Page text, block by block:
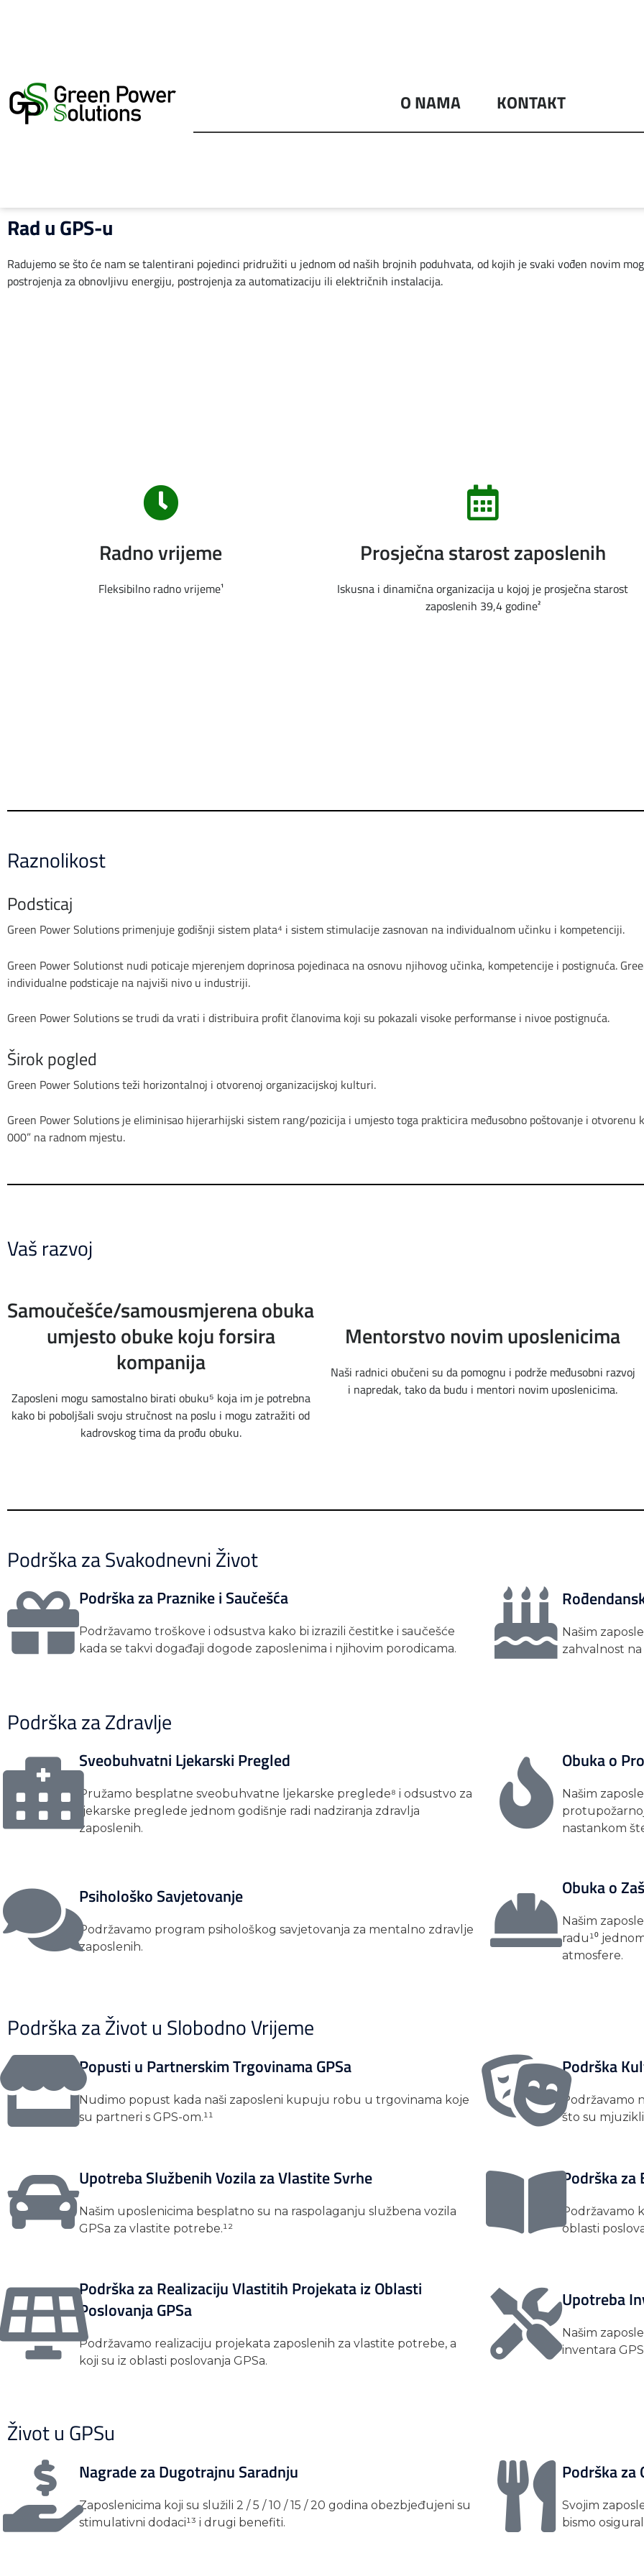
O NAMA KONTAKT
Rad u GPS-u
Radujemo se što će nam se talentirani pojedinci pridružiti u jednom od naših brojnih poduhvata, od kojih je svaki vođen novim
postrojenja za obnovljivu energiju, postrojenja za automatizaciju ili električnih instalacija.
Radno vrijeme
Fleksibilno radno vrijeme¹
Prosječna starost zaposlenih
Iskusna i dinamična organizacija u kojoj je prosječna starost
zaposlenih 39,4 godine²
Raznolikost
Podsticaj
Green Power Solutions primenjuje godišnji sistem plata⁴ i sistem stimulacije zasnovan na individualnom učinku i kompetenciji.
Green Power Solutionst nudi poticaje mjerenjem doprinosa pojedinaca na osnovu njihovog učinka, kompetencije i postignuća.
individualne podsticaje na najviši nivo u industriji.
Green Power Solutions se trudi da vrati i distribuira profit članovima koji su pokazali visoke performanse i nivoe postignuća.
Širok pogled
Green Power Solutions teži horizontalnoj i otvorenoj organizacijskoj kulturi.
Green Power Solutions je eliminisao hijerarhijski sistem rang/pozicija i umjesto toga prakticira međusobno poštovanje i otvorenu
000” na radnom mjestu.
Vaš razvoj
Samoučešće/samousmjerena obuka
umjesto obuke koju forsira
kompanija
Zaposleni mogu samostalnobirati obuku⁵ koja im je potrebna
kako bi poboljšali svojustručnost na poslu i mogu zatražiti od
kadrovskog tima da prođu obuku.
Mentorstvo novim uposlenicima
Naši radnici obučeni su da pomognu i podrže međusobni razvoj
i napredak, tako da budu i mentori novim uposlenicima.
Podrška za Svakodnevni Život
Podrška za Praznike i Saučešća
Podržavamo troškove i odsustva kako bi izrazili čestitke i saučešće
kada se takvi događaji dogode zaposlenima i njihovim porodicama.
Našim
zahvalnost
Podrška za Zdravlje
Sveobuhvatni Ljekarski Pregled
Pružamo besplatne sveobuhvatne ljekarske preglede⁸ i odsustvo za
ljekarske preglede jednom godišnje radi nadziranja zdravlja
zaposlenih.
Obuka o
Našim
nastankom
Psihološko Savjetovanje
Podržavamo program psihološkog savjetovanja za mentalno zdravlje
zaposlenih.
Obuka o
Našim
radu¹⁰
atmosfere.
Podrška za Život u Slobodno Vrijeme
Popusti u Partnerskim Trgovinama GPSa
Nudimo popust kada naši zaposleni kupuju robu u trgovinama koje
su partneri s GPS-om.¹¹
Podrška
Podržavamo
što su
Upotreba Službenih Vozila za Vlastite Svrhe
Našim uposlenicima besplatno su na raspolaganju službena vozila
GPSa za vlastite potrebe.¹²
Podrška za
Podržavamo
oblasti
Podrška za Realizaciju Vlastitih Projekata iz Oblasti
Poslovanja GPSa
Podržavamo realizaciju projekata zaposlenih za vlastite potrebe, a
koji su iz oblasti poslovanja GPSa.
Upotreba
Našim
inventara
Život u GPSu
Nagrade za Dugotrajnu Saradnju
Zaposlenicima koji su služili 2 / 5 / 10 / 15 / 20 godina obezbjeđujeni su
stimulativni dodaci¹³ i drugi benefiti.
Podrška za
Svojim
bismo